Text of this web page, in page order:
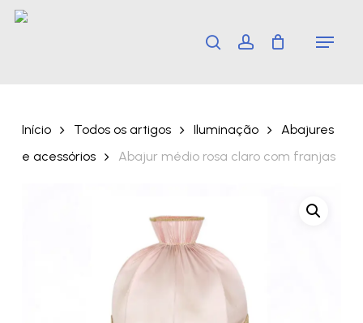
Skip
search account Menu
Início Todos os artigos Iluminação
Abajures
e acessórios
Abajur médio rosa claro com franjas